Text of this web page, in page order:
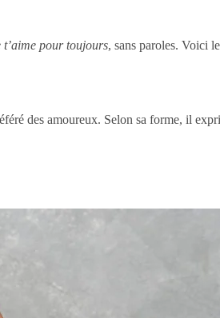
t’aime pour toujours, sans paroles. Voici
des amoureux. Selon sa forme, il